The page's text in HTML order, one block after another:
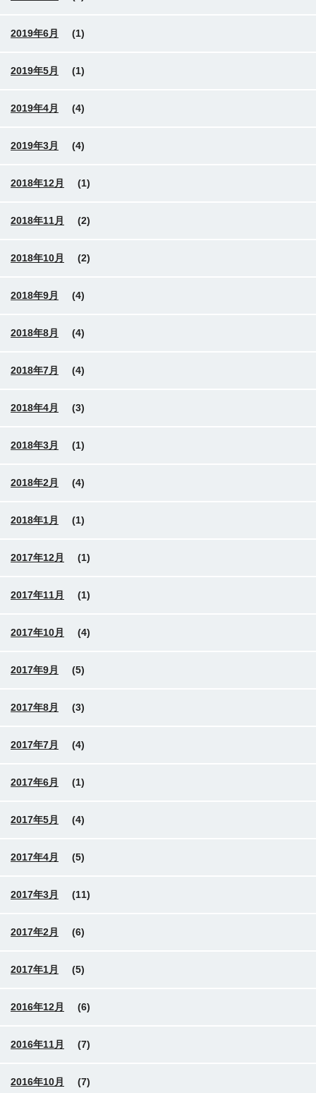
2019年6月 (1)
2019年5月 (1)
2019年4月 (4)
2019年3月 (4)
2018年12月 (1)
2018年11月 (2)
2018年10月 (2)
2018年9月 (4)
2018年8月 (4)
2018年7月 (4)
2018年4月 (3)
2018年3月 (1)
2018年2月 (4)
2018年1月 (1)
2017年12月 (1)
2017年11月 (1)
2017年10月 (4)
2017年9月 (5)
2017年8月 (3)
2017年7月 (4)
2017年6月 (1)
2017年5月 (4)
2017年4月 (5)
2017年3月 (11)
2017年2月 (6)
2017年1月 (5)
2016年12月 (6)
2016年11月 (7)
2016年10月 (7)